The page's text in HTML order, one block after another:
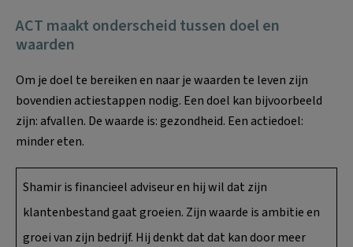
ACT maakt onderscheid tussen doel en
waarden
Om je doel te bereiken en naar je waarden te leven zijn
bovendien actiestappen nodig. Een doel kan bijvoorbeeld
zijn: afvallen. De waarde is: gezondheid. Een actiedoel:
minder eten.
Shamir is financieel adviseur en hij wil dat zijn
klantenbestand gaat groeien. Zijn waarde is ambitie en
groei van zijn bedrijf. Hij denkt dat dat kan door meer